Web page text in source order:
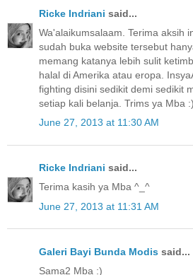
Ricke Indriani said...
Wa'alaikumsalaam. Terima aksih
sudah buka website tersebut
memang katanya lebih sulit
halal di Amerika atau eropa.
fighting disini sedikit demi sedikit
setiap kali belanja. Trims ya Mba :)
June 27, 2013 at 11:30 AM
Ricke Indriani said...
Terima kasih ya Mba ^_^
June 27, 2013 at 11:31 AM
Galeri Bayi Bunda Modis said...
Sama2 Mba :)